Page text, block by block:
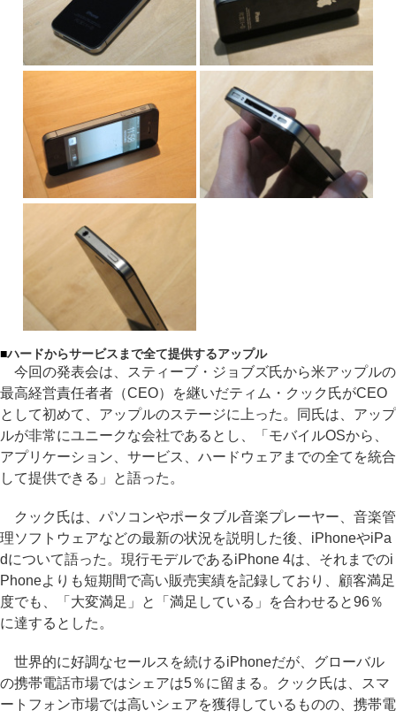
■ハードからサービスまで全て提供するアップル
今回の発表会は、スティーブ・ジョブズ氏から米アップルの
最高経営責任者者（CEO）を継いだティム・クック氏がCEO
として初めて、アップルのステージに上った。同氏は、アップ
ルが非常にユニークな会社であるとし、「モバイルOSから、
アプリケーション、サービス、ハードウェアまでの全てを統合
して提供できる」と語った。
クック氏は、パソコンやポータブル音楽プレーヤー、音楽管
理ソフトウェアなどの最新の状況を説明した後、iPhoneやiPa
dについて語った。現行モデルであるiPhone 4は、それまでのi
Phoneよりも短期間で高い販売実績を記録しており、顧客満足
度でも、「大変満足」と「満足している」を合わせると96％
に達するとした。
世界的に好調なセールスを続けるiPhoneだが、グローバル
の携帯電話市場ではシェアは5％に留まる。クック氏は、スマ
ートフォン市場では高いシェアを獲得しているものの、携帯電